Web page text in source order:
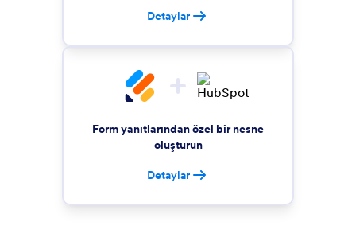
Detaylar
Form yanıtlarından özel bir nesne
oluşturun
Detaylar